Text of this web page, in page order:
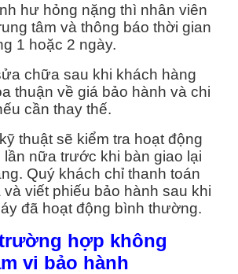
hư hỏng nặng thì nhân viên
tâm và thông báo thời gian
1 hoặc 2 ngày.
chữa sau khi khách hàng
thuận về giá bảo hành và chi
cần thay thế.
thuật sẽ kiểm tra hoạt động
lần nữa trước khi bàn giao lại
Quý khách chỉ thanh toán
viết phiếu bảo hành sau khi
đã hoạt động bình thường.
hợp không
vi bảo hành